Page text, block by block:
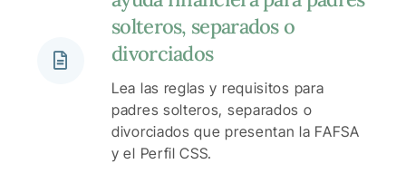
solteros, separados o
divorciados
Lea las reglas y requisitos para
padres solteros, separados o
divorciados que presentan la FAFSA
y el Perfil CSS.